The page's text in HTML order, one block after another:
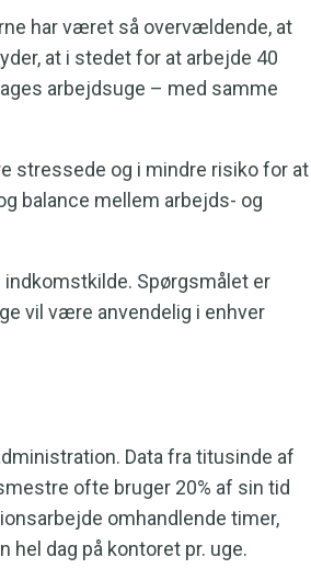
har været så overvældende, at
at i stedet for at arbejde 40
arbejdsuge – med samme
stressede og i mindre risiko for at
balance mellem arbejds- og
Spørgsmålet er
vil være anvendelig i enhver
Data fra titusinde af
ofte bruger 20% af sin tid
omhandlende timer,
hel dag på kontoret pr. uge.